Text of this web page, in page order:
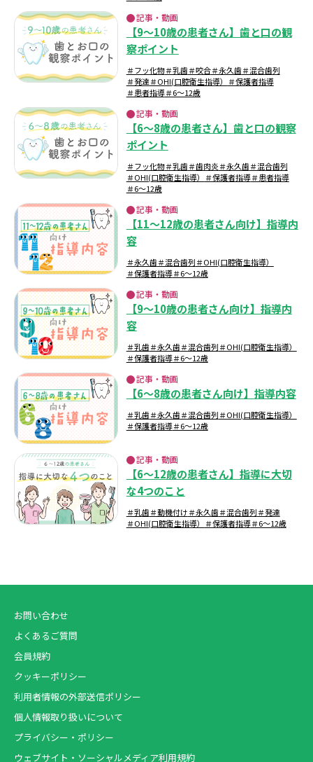
記事・動画
【9～10歳の患者さん】歯と口の観
察ポイント
＃フッ化物＃乳歯＃咬合＃永久歯＃混合歯列
＃発達＃OHI(口腔衛生指導）
＃保護者指導
＃患者指導＃6～12歳
記事・動画
【6～8歳の患者さん】歯と口の観察
ポイント
＃フッ化物＃乳歯＃歯肉炎＃永久歯＃混合歯列
＃OHI(口腔衛生指導）
＃保護者指導＃患者指導
＃6～12歳
記事・動画
【11～12歳の患者さん向け】指導内
容
＃永久歯＃混合歯列＃OHI(口腔衛生指導）
＃保護者指導＃6～12歳
記事・動画
【9～10歳の患者さん向け】指導内
容
＃乳歯＃永久歯＃混合歯列＃OHI(口腔衛生指導）
＃保護者指導＃6～12歳
記事・動画
【6～8歳の患者さん向け】指導内容
＃乳歯＃永久歯＃混合歯列＃OHI(口腔衛生指導）
＃保護者指導＃6～12歳
記事・動画
【6～12歳の患者さん】指導に大切
な4つのこと
＃乳歯＃動機付け＃永久歯＃混合歯列＃発達
＃OHI(口腔衛生指導）
＃保護者指導＃6～12歳
お問い合わせ
よくあるご質問
会員規約
クッキーポリシー
利用者情報の外部送信ポリシー
個人情報取り扱いについて
プライバシー・ポリシー
ウェブサイト・ソーシャルメディア利用規約